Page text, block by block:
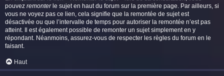
pouvez remonterle sujet en haut du forum sur la première page. Par ailleurs, si
vous ne voyez pas ce lien, cela signifie que la remontée de sujet est
désactivée ou que l’intervalle de temps pour autoriser la remontée n’est pas
atteint. Il est également possible de remonter un sujet simplement en y
répondant. Néanmoins, assurez-vous de respecter les règles du forum en le
faisant.
Haut